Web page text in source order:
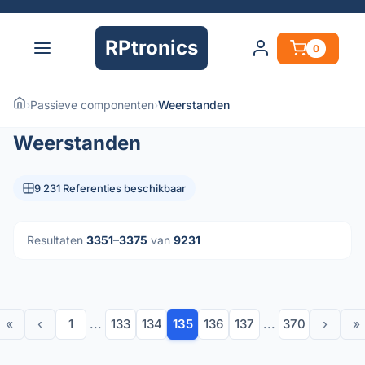
RPtronics 0
›Passieve componenten›Weerstanden
Weerstanden
9 231 Referenties beschikbaar
Resultaten 3351–3375 van 9231
« ‹ 1 ... 133 134 135 136 137 ... 370 › »